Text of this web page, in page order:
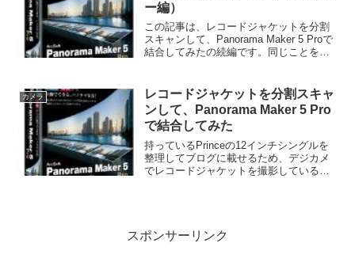
ー編）
この記事は、レコードジャケットを分割
スキャンして、Panorama Maker 5 Proで
結合してみたの続編です。同じことを無
2011で試してみました。...
カメラ
レコードジャケットを分割スキャ
ンして、Panorama Maker 5 Pro
で結合してみた
持っているPrinceの12インチシングルを
整理してブログに載せるため、デジカメ
でレコードジャケットを撮影しているの
スポンサーリンク